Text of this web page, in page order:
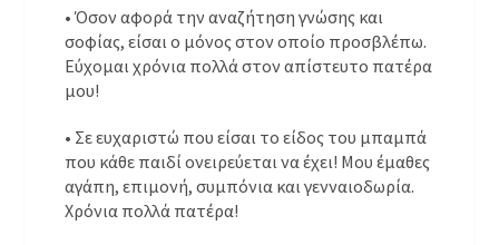
• Όσον αφορά την αναζήτηση γνώσης και
σοφίας, είσαι ο μόνος στον οποίο προσβλέπω.
Εύχομαι χρόνια πολλά στον απίστευτο πατέρα
μου!
• Σε ευχαριστώ που είσαι το είδος του μπαμπά
που κάθε παιδί ονειρεύεται να έχει! Μου έμαθες
αγάπη, επιμονή, συμπόνια και γενναιοδωρία.
Χρόνια πολλά πατέρα!